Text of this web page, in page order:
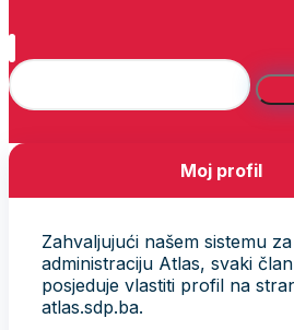
Moj profil
Zahvaljujući našem sistemu za
administraciju Atlas, svaki
posjeduje vlastiti profil na
atlas.sdp.ba.